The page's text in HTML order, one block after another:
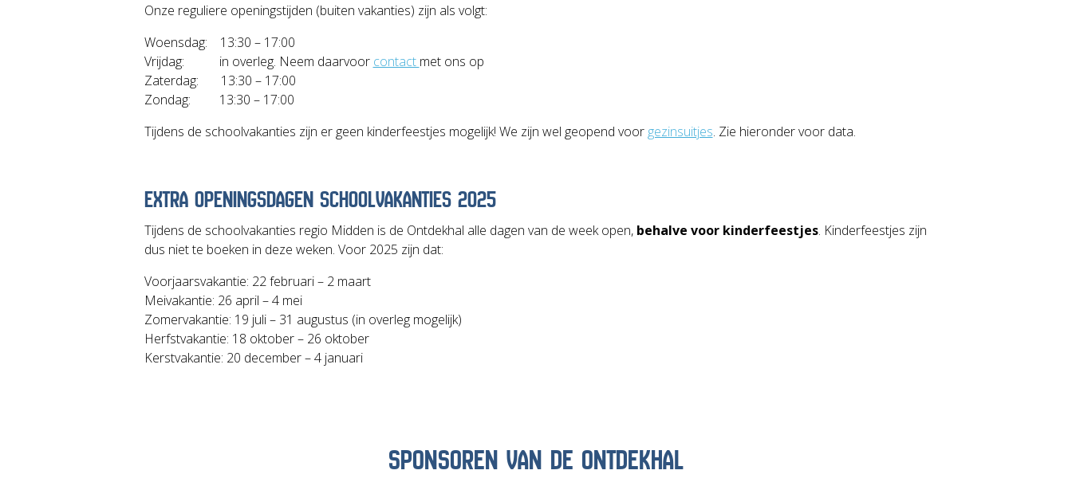
Onze reguliere openingstijden (buiten vakanties) zijn als volgt:
Woensdag: 13:30 – 17:00
Vrijdag: in overleg. Neem daarvoor contact met ons op
Zaterdag: 13:30 – 17:00
Zondag: 13:30 – 17:00
Tijdens de schoolvakanties zijn er geen kinderfeestjes mogelijk! We zijn wel geopend voor gezinsuitjes. Zie hieronder voor data.
EXTRA OPENINGSDAGEN SCHOOLVAKANTIES 2025
Tijdens de schoolvakanties regio Midden is de Ontdekhal alle dagen van de week open, behalve voor kinderfeestjes. Kinderfeestjes zijn
dus niet te boeken in deze weken. Voor 2025 zijn dat:
Voorjaarsvakantie: 22 februari – 2 maart
Meivakantie: 26 april – 4 mei
Zomervakantie: 19 juli – 31 augustus (in overleg mogelijk)
Herfstvakantie: 18 oktober – 26 oktober
Kerstvakantie: 20 december – 4 januari
SPONSOREN VAN DE ONTDEKHAL